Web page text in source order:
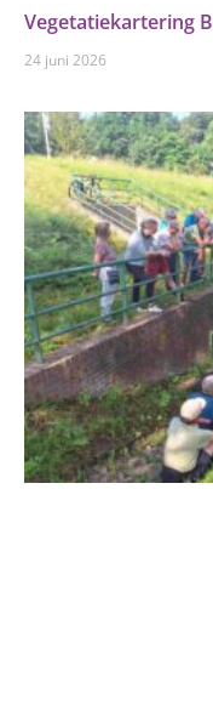
Vegetatiekartering
24 juni 2026